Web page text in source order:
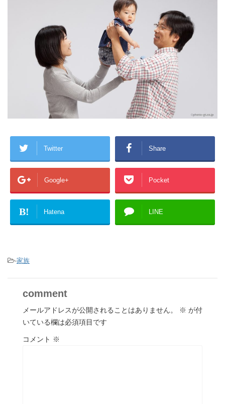
Twitter Share
Google+ Pocket
B! Hatena LINE
-家族
comment
メールアドレスが公開されることはありません。 ※ が付
いている欄は必須項目です
コメント ※